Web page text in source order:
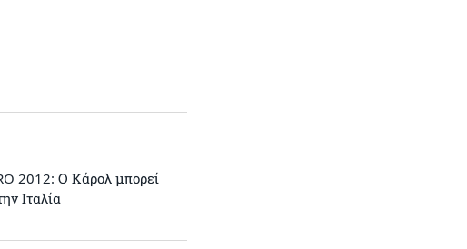
2012: Ο Κάρολ μπορεί
Ιταλία